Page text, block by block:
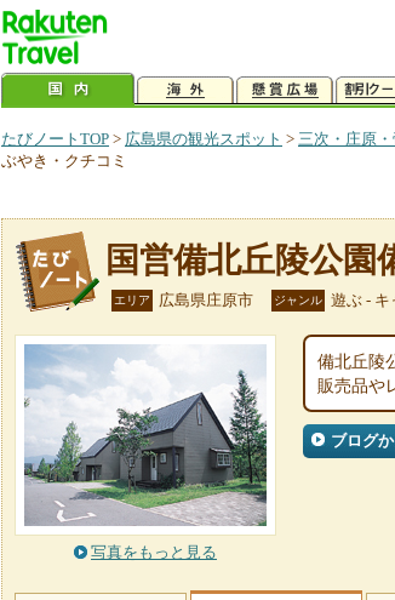
たびノートTOP > 広島県の観光スポット > 三次・庄原
ぶやき・クチコミ
国営備北丘陵公
エリア 広島県庄原市 ジャンル 遊ぶ -
写真をもっと見る
備北丘陵
販売品や
ブログ